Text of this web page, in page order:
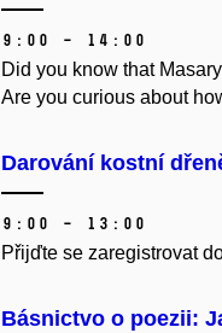
9:00 – 14:00
Did you know that
Are you curious about
Darování kostní
9:00 – 13:00
Přijďte se zaregistrovat
Básnictvo o poezii: